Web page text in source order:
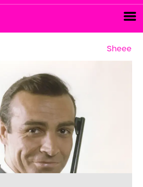
Sheee